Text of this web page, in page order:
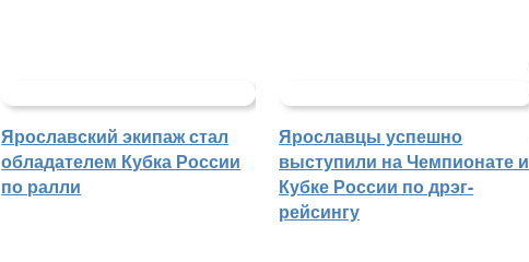
Ярославский экипаж стал
обладателем Кубка России
по ралли
Ярославцы успешно
выступили на Чемпионате и
Кубке России по дрэг-
рейсингу